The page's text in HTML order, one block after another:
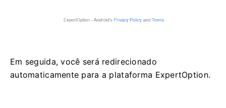
Em seguida, você será redirecionado
automaticamente para a plataforma ExpertOption.